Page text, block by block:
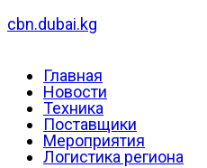
cbn.dubai.kg
Главная
Новости
Техника
Поставщики
Мероприятия
Логистика региона